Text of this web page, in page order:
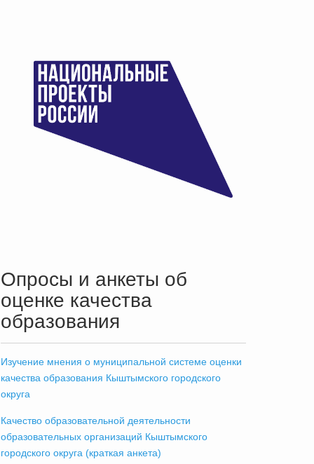
Опросы и анкеты об
оценке качества
образования
Изучение мнения о муниципальной системе оценки
качества образования Кыштымского городского
округа
Качество образовательной деятельности
образовательных организаций Кыштымского
городского округа (краткая анкета)